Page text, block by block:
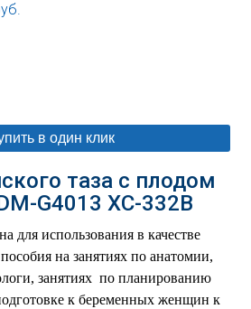
в один клик
таза с плодом
G4013 XC-332B
для использования в качестве
на занятиях по анатомии,
занятиях по планированию
к беременных женщин к